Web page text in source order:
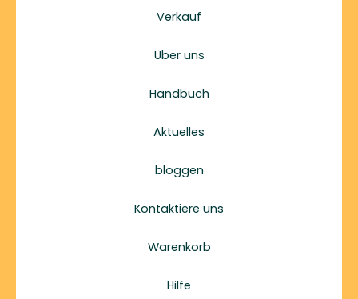
Verkauf
Über uns
Handbuch
Aktuelles
bloggen
Kontaktiere uns
Warenkorb
Hilfe